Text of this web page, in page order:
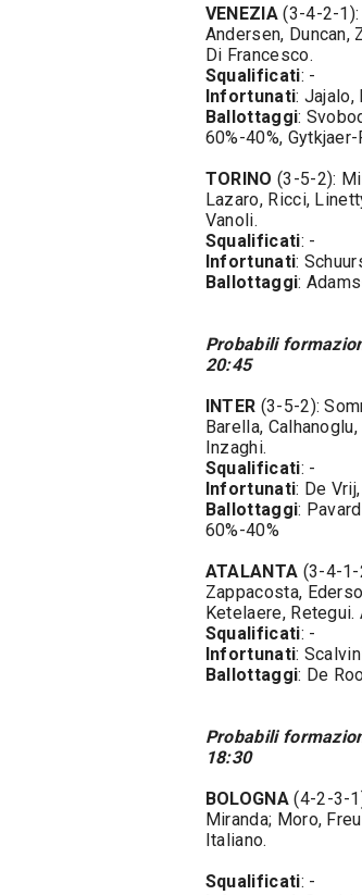
VENEZIA(3-4-2-1):
Andersen, Duncan,
Di Francesco.
Squalificati: -
Infortunati: Jajalo,
Ballottaggi:
60%-40%,
TORINO (3-5-2):
Lazaro, Ricci,
Vanoli.
Squalificati: -
Infortunati:
Ballottaggi:
Probabili
20:45
INTER (3-5-2):
Barella,
Inzaghi.
Squalificati: -
Infortunati: De
Ballottaggi:
60%-40%
ATALANTA (3-4-1-
Zappacosta,
Ketelaere, Retegui.
Squalificati: -
Infortunati:
Ballottaggi: De
Probabili
18:30
BOLOGNA(4-2-3-
Miranda; Moro,
Italiano.
Squalificati: -